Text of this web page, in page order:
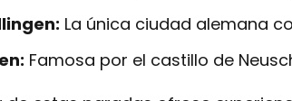
La única ciudad alemana
Famosa por el castillo de